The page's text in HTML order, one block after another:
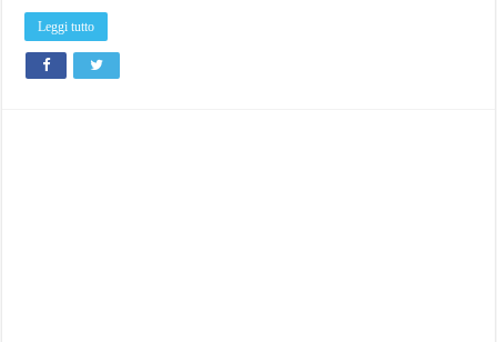
Leggi tutto